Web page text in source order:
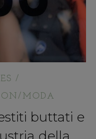
/
MODA
buttati e
della